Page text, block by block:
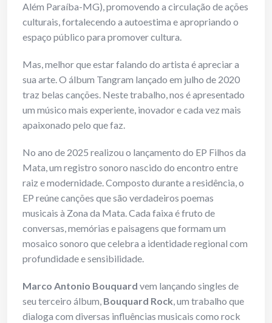
Além Paraíba-MG), promovendo a circulação de ações
culturais, fortalecendo a autoestima e apropriando o
espaço público para promover cultura.
Mas, melhor que estar falando do artista é apreciar a
sua arte. O álbum Tangram lançado em julho de 2020
traz belas canções. Neste trabalho, nos é apresentado
um músico mais experiente, inovador e cada vez mais
apaixonado pelo que faz.
No ano de 2025 realizou o lançamento do EP Filhos da
Mata, um registro sonoro nascido do encontro entre
raiz e modernidade. Composto durante a residência, o
EP reúne canções que são verdadeiros poemas
musicais à Zona da Mata. Cada faixa é fruto de
conversas, memórias e paisagens que formam um
mosaico sonoro que celebra a identidade regional com
profundidade e sensibilidade.
Marco Antonio Bouquard vem lançando singles de
seu terceiro álbum, Bouquard Rock, um trabalho que
dialoga com diversas influências musicais como rock